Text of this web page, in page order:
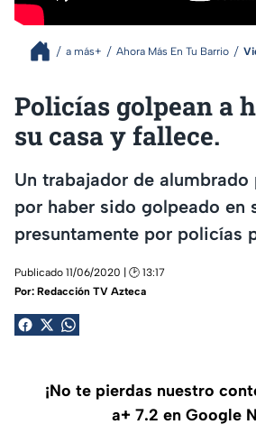
a más+ Ahora Más En Tu Barrio
Policías golpean a
su casa y fallece.
Un trabajador de
por haber sido golpeado en
presuntamente por policías
Publicado 11/06/2020 | 🕑 13:17
Por: Redacción TV Azteca
¡No te pierdas nuestro
a+ 7.2 en Google